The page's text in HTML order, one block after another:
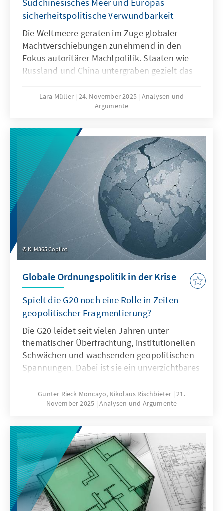
Südchinesisches Meer und Europas
sicherheitspolitische Verwundbarkeit
Die Weltmeere geraten im Zuge globaler
Machtverschiebungen zunehmend in den
Fokus autoritärer Machtpolitik. Staaten wie
Russland und China untergraben gezielt das
formen – eine Praxis, die als „Lawfare“
bekannt ist. In der Ostsee zeigen
Südchinesischen Meer demonstriert China,
wie Recht zur Machtfrage wird. Beide Fälle
verdeutlichen: Wo das Seerecht unterwandert
wird, geraten Europas Sicherheit,
Handlungsfähigkeit und die regelbasierte
Ordnung ins Wanken.
Lara Müller 24. November 2025 Analysen und
Argumente
KI M365 Copilot
Globale Ordnungspolitik in der Krise
Spielt die G20 noch eine Rolle in Zeiten
geopolitischer Fragmentierung?
Die G20 leidet seit vielen Jahren unter
thematischer Überfrachtung, institutionellen
Schwächen und wachsenden geopolitischen
Spannungen. Dabei ist sie ein unverzichtbares
muss daher ihre Legitimität und Wirksamkeit
zurückgewinnen. Dies kann nur gelingen,
konzentriert, die Troika zu einer mehrjährigen
Planungsinstanz weiterentwickelt, die OECD
als Quasi-Sekretariat institutionell stärkt und
ihre Arbeitsweise stärker auf umsetzbare
Ergebnisse ausrichtet.
Gunter Rieck Moncayo, Nikolaus Rischbieter 21.
November 2025 Analysen und Argumente